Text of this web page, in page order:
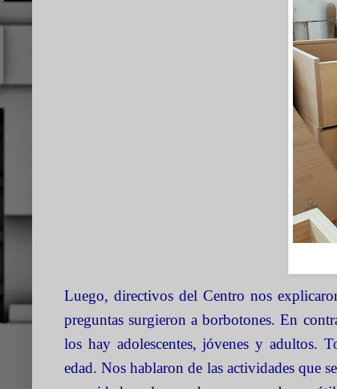
Luego, directivos del Centro nos
preguntas surgieron a borbotones. En
los hay adolescentes, jóvenes y adultos.
edad. Nos hablaron de las actividades que